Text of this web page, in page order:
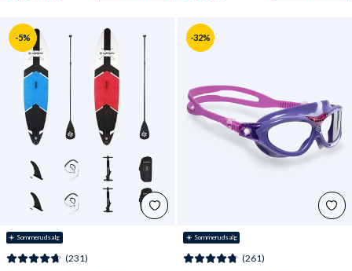
-5%
☀️ Sommerudsalg
(231)
-32%
☀️ Sommerudsalg
(261)